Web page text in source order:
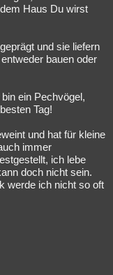
Haus Du wirst
und sie liefern
bauen oder
ein Pechvögel,
Tag!
und hat für kleine
immer
ich lebe
doch nicht sein.
werde ich nicht so oft